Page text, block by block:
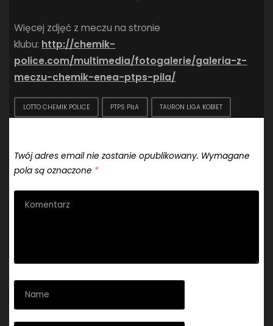
Więcej zdjęć z meczu na stronie
klubu: http://chemik-
police.com/multimedia/fotogalerie/galeria-z-
meczu-chemik-enea-ptps-pila/
LOTTO CHEMIK POLICE PTPS PIŁA TAURON LIGA KOBIET
Twój adres email nie zostanie opublikowany. Wymagane
pola są oznaczone *